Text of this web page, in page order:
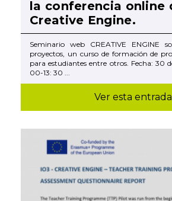
la conferencia online
Creative Engine.
Seminario web CREATIVE ENGINE
proyectos, un curso de formación de
para estudiantes entre otros. Fecha: 30
00-13: 30 ...
Ver esta entrada